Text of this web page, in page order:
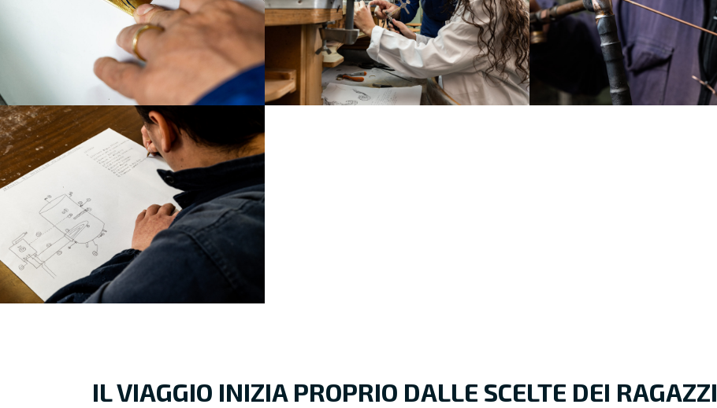
IL VIAGGIO INIZIA PROPRIO DALLE SCELTE DEI RAGAZZI